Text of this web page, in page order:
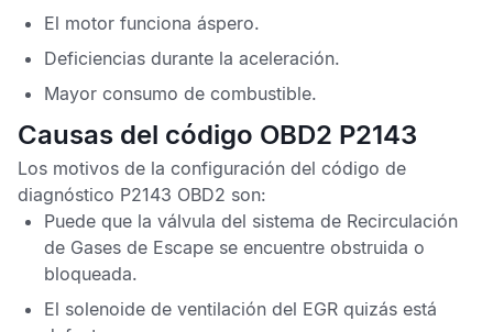
El motor funciona áspero.
Deficiencias durante la aceleración.
Mayor consumo de combustible.
Causas del código OBD2 P2143
Los motivos de la configuración del código de
diagnóstico P2143 OBD2 son:
Puede que la válvula del sistema de Recirculación
de Gases de Escape se encuentre obstruida o
bloqueada.
El solenoide de ventilación del EGR quizás está